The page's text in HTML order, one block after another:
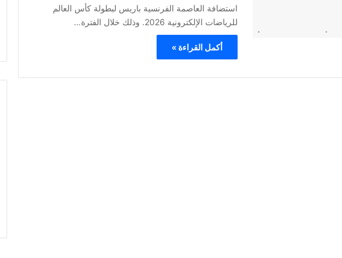
استضافة العاصمة الفرنسية باريس لبطولة كأس العالم
للرياضات الإلكترونية 2026. وذلك خلال الفترة…
أكمل القراءة »